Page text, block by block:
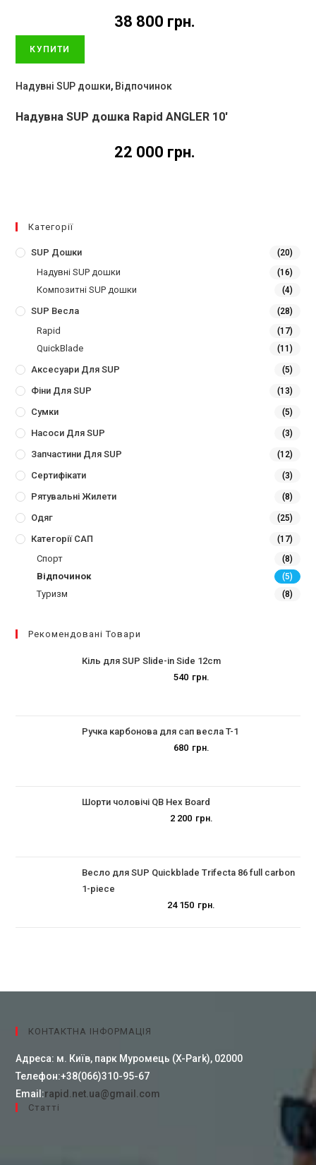
грн.
38 800
КУПИТИ
Надувні SUP дошки, Відпочинок
Надувна SUP дошка Rapid ANGLER 10′
грн.
22 000
Категорії
SUP Дошки (20)
Надувні SUP дошки (16)
Композитні SUP дошки (4)
SUP Весла (28)
Rapid (17)
QuickBlade (11)
Аксесуари Для SUP (5)
Фіни Для SUP (13)
Сумки (5)
Насоси Для SUP (3)
Запчастини Для SUP (12)
Сертифікати (3)
Рятувальні Жилети (8)
Одяг (25)
Категорії САП (17)
Спорт (8)
Відпочинок (5)
Туризм (8)
Рекомендовані Товари
Кіль для SUP Slide-in Side 12cm
грн.
540
Ручка карбонова для сап весла T-1
грн.
680
Шорти чоловічі QB Hex Board
грн.
2 200
Весло для SUP Quickblade Trifecta 86 full carbon
1-piece
грн.
24 150
КОНТАКТНА ІНФОРМАЦІЯ
Адреса: м. Київ, парк Муромець (X-Park), 02000
Телефон:+38(066)310-95-67
Email:rapid.net.ua@gmail.com
Cтатті